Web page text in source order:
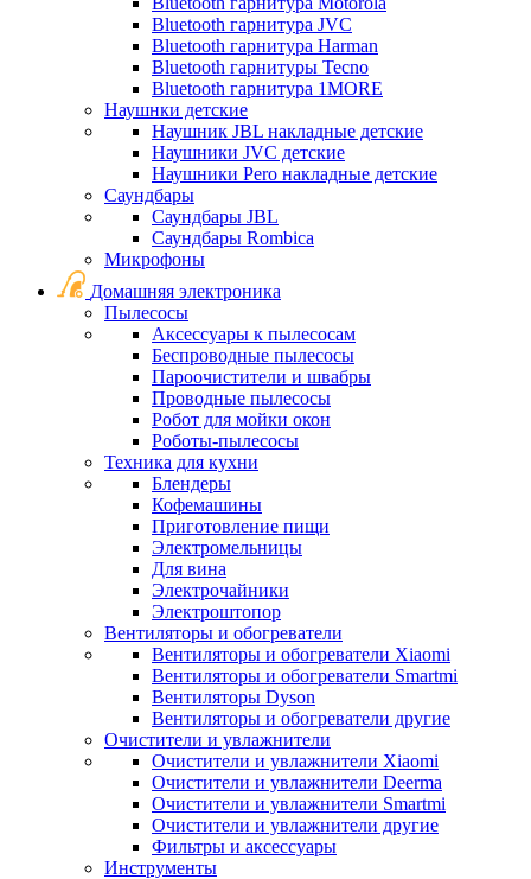
Bluetooth гарнитура JVC
Bluetooth гарнитура Harman
Bluetooth гарнитуры Tecno
Bluetooth гарнитура 1MORE
Наушнки детские
Наушник JBL накладные детские
Наушники JVC детские
Наушники Pero накладные детские
Саундбары
Саундбары JBL
Саундбары Rombica
Микрофоны
Домашняя электроника
Пылесосы
Аксессуары к пылесосам
Беспроводные пылесосы
Пароочистители и швабры
Проводные пылесосы
Робот для мойки окон
Роботы-пылесосы
Техника для кухни
Блендеры
Кофемашины
Приготовление пищи
Электромельницы
Для вина
Электрочайники
Электроштопор
Вентиляторы и обогреватели
Вентиляторы и обогреватели Xiaomi
Вентиляторы и обогреватели Smartmi
Вентиляторы Dyson
Вентиляторы и обогреватели другие
Очистители и увлажнители
Очистители и увлажнители Xiaomi
Очистители и увлажнители Deerma
Очистители и увлажнители Smartmi
Очистители и увлажнители другие
Фильтры и аксессуары
Инструменты